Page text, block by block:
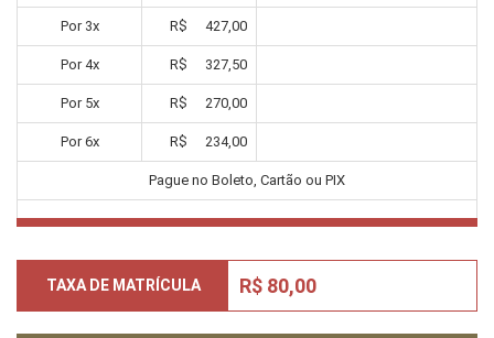
Por 3x R$ 427,00
Por4x R$ 327,50
Por 5x R$ 270,00
Por6x R$ 234,00
Pague no Boleto, Cartão ou PIX
TAXA DE MATRÍCULA R$ 80,00